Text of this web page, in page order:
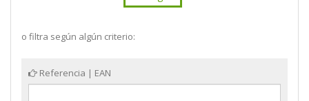
o filtra según algún criterio:
Referencia | EAN